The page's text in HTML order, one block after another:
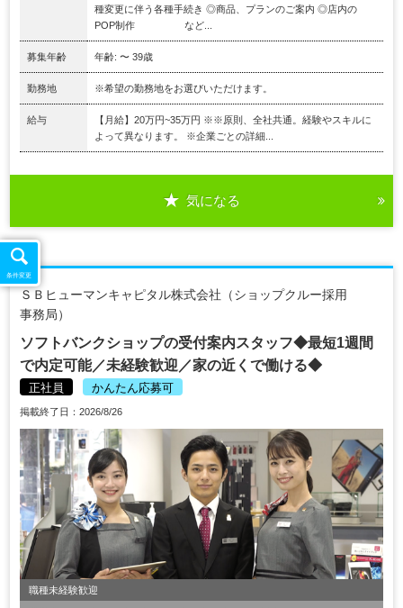
種変更に伴う各種手続き ◎商品、プランのご案内 ◎店内の
POP制作 など...
募集年齢 年齢: 〜 39歳
勤務地 ※希望の勤務地をお選びいただけます。
給与
【月給】20万円~35万円 ※※原則、全社共通。経験やスキルに
よって異なります。 ※企業ごとの詳細...
気になる
ＳＢヒューマンキャピタル株式会社（ショップクルー採用
事務局）
ソフトバンクショップの受付案内スタッフ◆最短1週間
で内定可能／未経験歓迎／家の近くで働ける◆
正社員 かんたん応募可
掲載終了日：2026/8/26
職種未経験歓迎
条件変更